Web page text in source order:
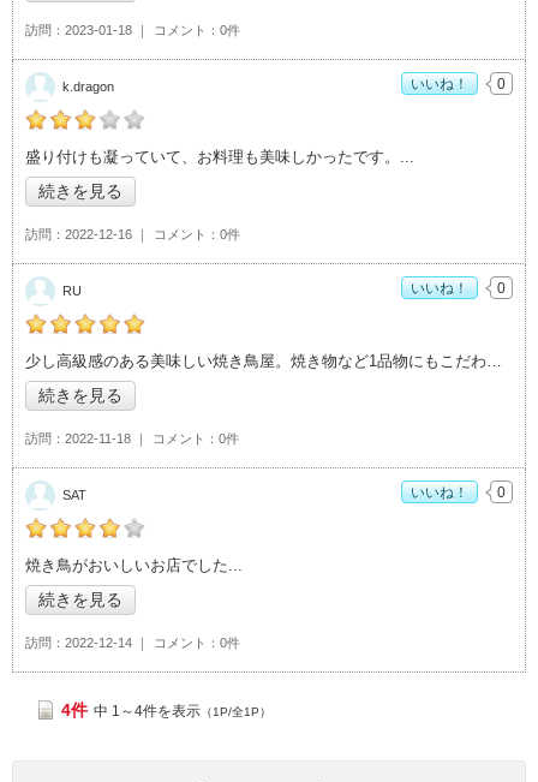
訪問 2023-01-18 コメント 0件
k.dragonの「地鶏と酒肴 音音>」おすすめ度：
盛り付けも凝っていて、お料理も美味しかったです。
続きを見る
訪問 2022-12-16 コメント 0件
k.dragon いいね！ 0
RUの「地鶏と酒肴 音音>」おすすめ度：5 少し高級感のある美味しい焼き鳥屋。焼き物など1品物にもこだわりを感じます。
続きを見る
訪問 2022-11-18 コメント 0件
RU いいね！ 0
SATの「地鶏と酒肴 音音>」おすすめ度：
焼き鳥がおいしいお店でした
続きを見る
訪問 2022-12-14 コメント 0件
SAT いいね！ 0
4件 中 1～4件を表示 （1P/全1P）